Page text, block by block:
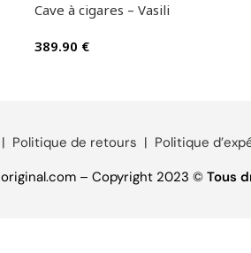
Cave à cigares – Vasili
389.90 €
| Politique de retours | Politique
– Copyright 2023 ©Tous